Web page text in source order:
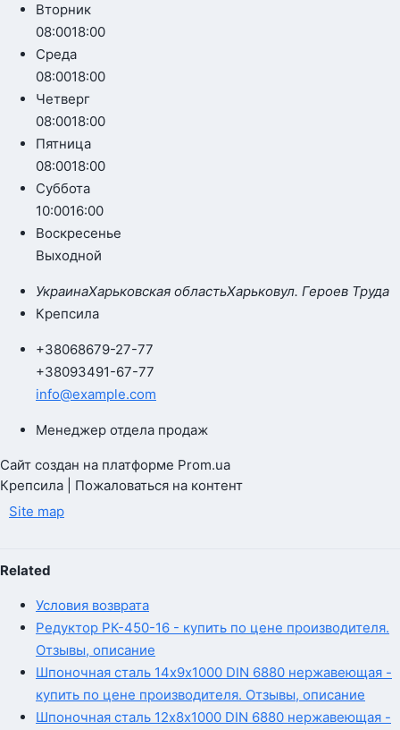
Вторник
08:0018:00
Среда
08:0018:00
Четверг
08:0018:00
Пятница
08:0018:00
Суббота
10:0016:00
Воскресенье
Выходной
УкраинаХарьковская областьХарьковул. Героев Труда
Крепсила
+38068679-27-77
+38093491-67-77
info@example.com
Менеджер отдела продаж
Сайт создан на платформе Prom.ua
Крепсила | Пожаловаться на контент
Site map
Related
Условия возврата
Редуктор РК-450-16 - купить по цене производителя.
Отзывы, описание
Шпоночная сталь 14х9х1000 DIN 6880 нержавеющая -
купить по цене производителя. Отзывы, описание
Шпоночная сталь 12х8х1000 DIN 6880 нержавеющая -